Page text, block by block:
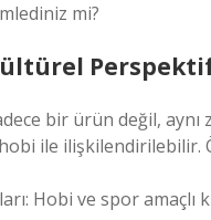
mi?
bir ürün değil,
ile ilişkilendirilebilir.
Hobi ve spor amaçlı